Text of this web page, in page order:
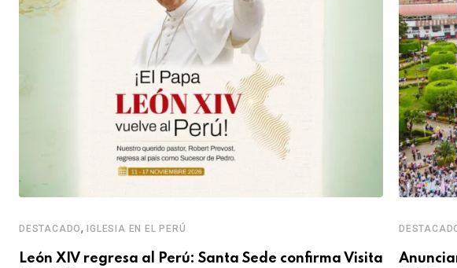
DESTACADO, IGLESIA EN EL PERÚ
León XIV regresa al Perú: Santa Sede confirma Visita